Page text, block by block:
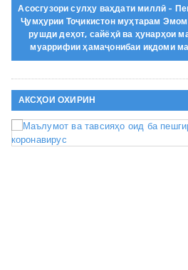
Асосгузори сулҳу ваҳдати миллӣ -
Ҷумҳурии Тоҷикистон муҳтарам
рушди деҳот, сайёҳӣ ва ҳунарҳои
муаррифии ҳамаҷонибаи иқдоми
АКСҲОИ ОХИРИН